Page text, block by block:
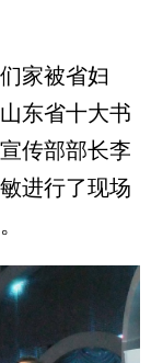
家被省妇
东省十大书
传部部长李
进行了现场